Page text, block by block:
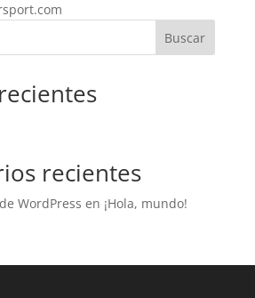
Buscar
recientes
WordPress en ¡Hola, mundo!